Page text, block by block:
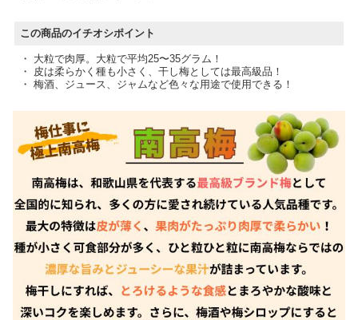
この商品のイチオシポイント
・ 大粒で肉厚。大粒で平均25〜35グラム！
・ 皮は柔らかく種も小さく、干し梅としては最高級品！
・ 梅酒、ジュース、ジャムなど色々な用途で使用できる！